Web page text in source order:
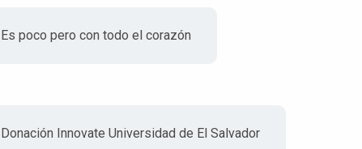
Es poco pero con todo el corazón
Donación Innovate Universidad de El Salvador